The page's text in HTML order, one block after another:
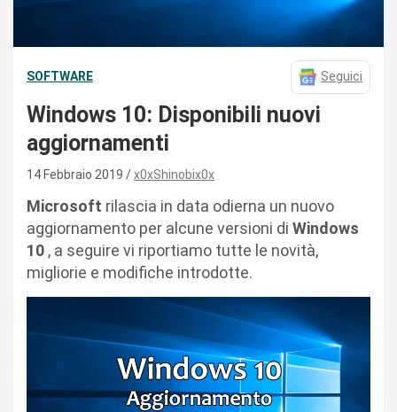
SOFTWARE Seguici
Windows 10: Disponibili nuovi
aggiornamenti
14 Febbraio 2019 x0xShinobix0x
Microsoft rilascia in data odierna un nuovo
aggiornamento per alcune versioni di Windows
10 , a seguire vi riportiamo tutte le novità,
migliorie e modifiche introdotte.